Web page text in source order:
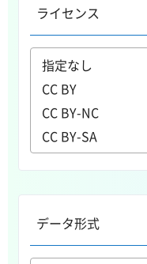
ライセンス
データ形式